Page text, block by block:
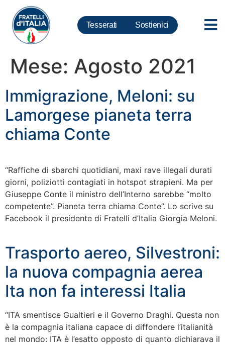
Tesserati Sostienici
Mese: Agosto 2021
Immigrazione, Meloni: su
Lamorgese pianeta terra
chiama Conte
“Raffiche di sbarchi quotidiani, maxi rave illegali durati
giorni, poliziotti contagiati in hotspot strapieni. Ma per
Giuseppe Conte il ministro dell’Interno sarebbe “molto
competente”. Pianeta terra chiama Conte”. Lo scrive su
Facebook il presidente di Fratelli d’Italia Giorgia Meloni.
Trasporto aereo, Silvestroni:
la nuova compagnia aerea
Ita non fa interessi Italia
“ITA smentisce Gualtieri e il Governo Draghi. Questa non
è la compagnia italiana capace di diffondere l’italianità
nel mondo: ITA è l’esatto opposto di quanto dichiarava il